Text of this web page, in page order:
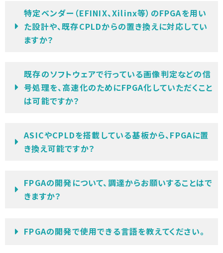
特定ベンダー（EFINIX、Xilinx等）のFPGAを用い
た設計や、既存CPLDからの置き換えに対応してい
ますか？
既存のソフトウェアで行っている画像判定などの信
号処理を、高速化のためにFPGA化していただくこと
は可能ですか？
ASICやCPLDを搭載している基板から、FPGAに置
き換え可能ですか？
FPGAの開発について、調達からお願いすることはで
きますか？
FPGAの開発で使用できる言語を教えてください。